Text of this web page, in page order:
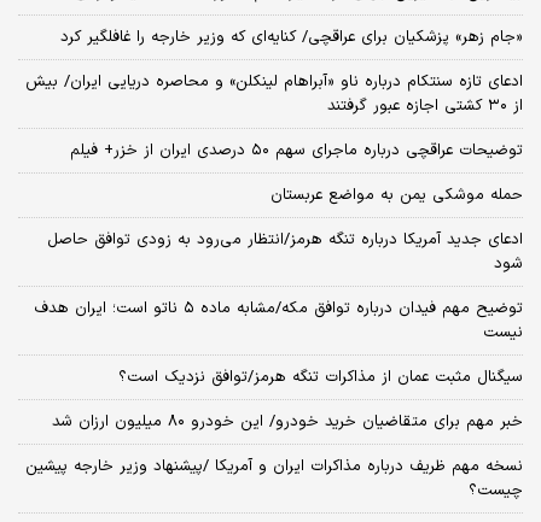
«جام زهر» پزشکیان برای عراقچی/ کنایه‌ای که وزیر خارجه را غافلگیر کرد
ادعای تازه سنتکام درباره ناو «آبراهام لینکلن» و محاصره دریایی ایران/ بیش
از ۳۰ کشتی اجازه عبور گرفتند
توضیحات عراقچی درباره ماجرای سهم ۵۰ درصدی ایران از خزر+ فیلم
حمله موشکی یمن به مواضع عربستان
ادعای جدید آمریکا درباره تنگه هرمز/انتظار می‌رود به زودی توافق حاصل
شود
توضیح مهم فیدان درباره توافق مکه/مشابه ماده ۵ ناتو است؛ ایران هدف
نیست
سیگنال‌ مثبت عمان از مذاکرات تنگه هرمز/توافق نزدیک است؟
خبر مهم برای متقاضیان خرید خودرو/ این خودرو ۸۰ میلیون ارزان شد
نسخه‌ مهم ظریف درباره مذاکرات ایران و آمریکا /پیشنهاد وزیر خارجه پیشین
چیست؟